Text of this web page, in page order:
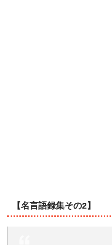
【名言語録集その2】